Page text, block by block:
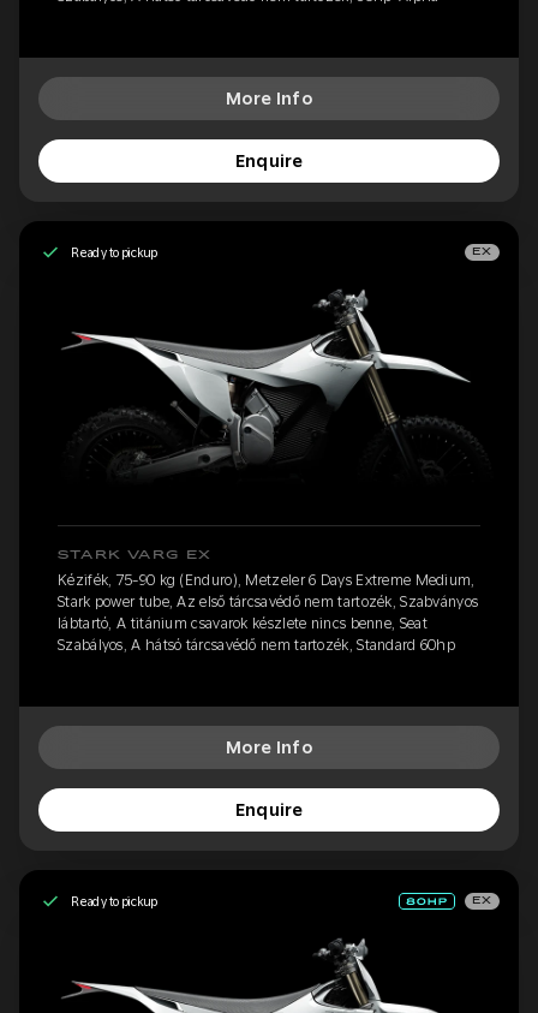
More Info
Enquire
Ready to pickup EX
STARK VARG EX
Kézifék, 75-90 kg (Enduro), Metzeler 6 Days Extreme Medium,
Stark power tube, Az első tárcsavédő nem tartozék, Szabványos
lábtartó, A titánium csavarok készlete nincs benne, Seat
Szabályos, A hátsó tárcsavédő nem tartozék, Standard 60hp
More Info
Enquire
Ready to pickup EX